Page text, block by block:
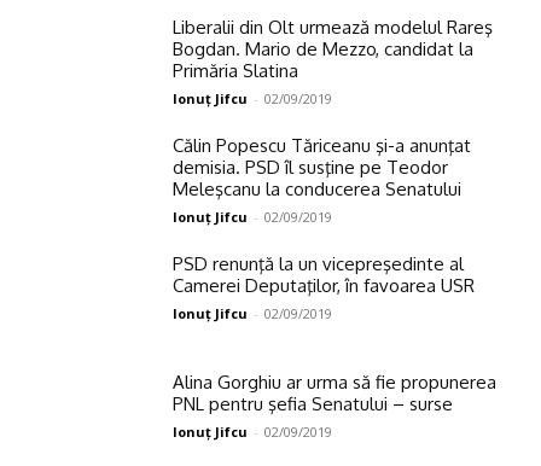
Liberalii din Olt urmează modelul Rareş
Bogdan. Mario de Mezzo, candidat la
Primăria Slatina
Ionuţ Jifcu - 02/09/2019
Călin Popescu Tăriceanu şi-a anunţat
demisia. PSD îl susţine pe Teodor
Meleşcanu la conducerea Senatului
Ionuţ Jifcu - 02/09/2019
PSD renunţă la un vicepreşedinte al
Camerei Deputaţilor, în favoarea USR
Ionuţ Jifcu - 02/09/2019
Alina Gorghiu ar urma să fie propunerea
PNL pentru şefia Senatului – surse
Ionuţ Jifcu - 02/09/2019